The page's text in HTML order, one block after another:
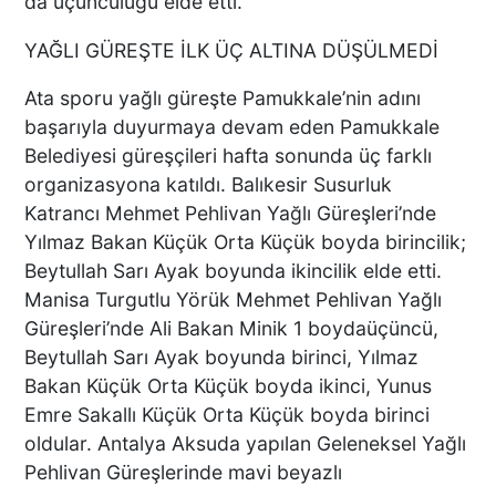
Anne: "Kızımı 'Barışacağız'
Diyerek Evden Götürdü"
DENİZLİ’DEN ALMANYA’YA
INTERPACK ÇIKARMASI DTO
ÜYESİ 38 FİRMA, FUARDA
YENİ TEKNOLOJİLERLE
BULUŞTU
DTO’DAN SU VE ENERJİ
VERİMLİLİĞİ EĞİTİMLERİ
DENİZLİ SANAYİSİNDE
VERİMLİLİK ATILIMI
YAĞLI GÜREŞTE İLK ÜÇ ALTINA DÜŞÜLMEDİ
Ata sporu yağlı güreşte Pamukkale’nin adını
başarıyla duyurmaya devam eden Pamukkale
Belediyesi güreşçileri hafta sonunda üç farklı
organizasyona katıldı. Balıkesir Susurluk
Katrancı Mehmet Pehlivan Yağlı Güreşleri’nde
Yılmaz Bakan Küçük Orta Küçük boyda birincilik;
Beytullah Sarı Ayak boyunda ikincilik elde etti.
Manisa Turgutlu Yörük Mehmet Pehlivan Yağlı
Güreşleri’nde Ali Bakan Minik 1 boydaüçüncü,
Beytullah Sarı Ayak boyunda birinci, Yılmaz
Bakan Küçük Orta Küçük boyda ikinci, Yunus
Emre Sakallı Küçük Orta Küçük boyda birinci
oldular. Antalya Aksuda yapılan Geleneksel Yağlı
Pehlivan Güreşlerinde mavi beyazlı